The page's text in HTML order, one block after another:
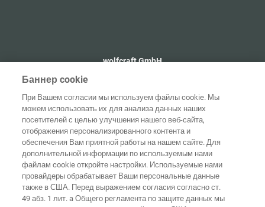
wolfcraft GmbH
Wolffstraße 1
56746 Kempenich
Домашняя
страница Контакты
Выходные Защита
Баннер cookie
При Вашем согласии мы используем файлы cookie. Мы
можем использовать их для анализа данных наших
посетителей с целью улучшения нашего веб-сайта,
отображения персонализированного контента и
обеспечения Вам приятной работы на нашем сайте. Для
дополнительной информации по используемым нами
файлам cookie откройте настройки. Используемые нами
провайдеры обрабатывает Ваши персональные данные
также в США. Перед выражением согласия согласно ст.
49 абз. 1 лит. a Общего регламента по защите данных мы